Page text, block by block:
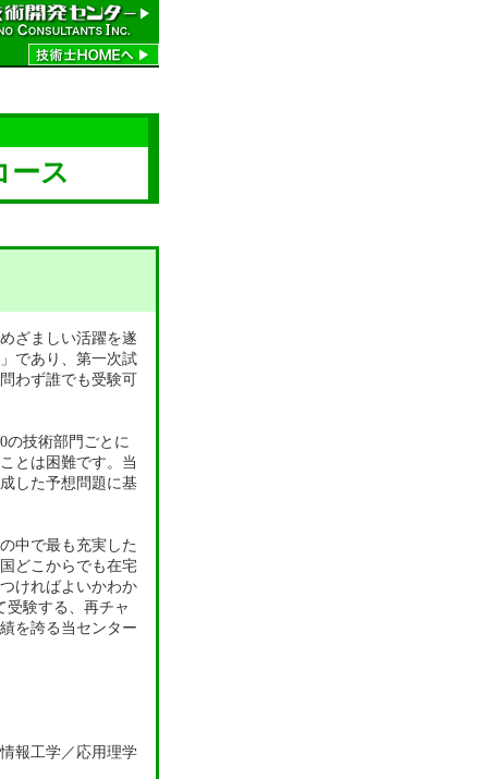
ース
ざましい活躍を遂
であり、第一次試
わず誰でも受験可
の技術部門ごとに
とは困難です。当
した予想問題に基
中で最も充実した
どこからでも在宅
ければよいかわか
受験する、再チャ
を誇る当センター
報工学／応用理学